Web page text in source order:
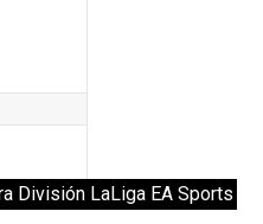
División LaLiga EA Sports